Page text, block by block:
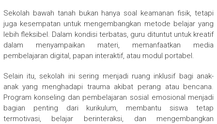
Sekolah bawah tanah bukan hanya soal keamanan fisik, tetapi
juga kesempatan untuk mengembangkan metode belajar yang
lebih fleksibel. Dalam kondisi terbatas, guru dituntut untuk kreatif
dalam menyampaikan materi, memanfaatkan media
pembelajaran digital, papan interaktif, atau modul portabel.
Selain itu, sekolah ini sering menjadi ruang inklusif bagi anak-
anak yang menghadapi trauma akibat perang atau bencana.
Program konseling dan pembelajaran sosial emosional menjadi
bagian penting dari kurikulum, membantu siswa tetap
termotivasi, belajar berinteraksi, dan mengembangkan